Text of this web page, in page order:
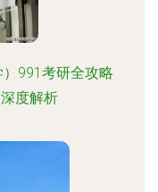
991考研全攻略
度解析